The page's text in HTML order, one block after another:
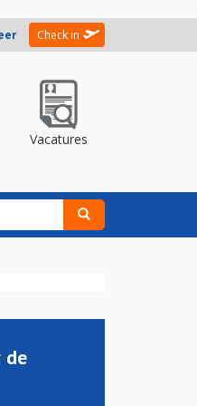
Check in
Vacatures
de